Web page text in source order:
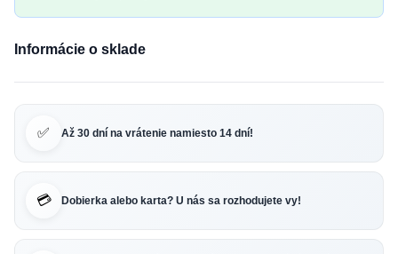
Informácie o sklade
✅ Až 30 dní na vrátenie namiesto 14 dní!
💳 Dobierka alebo karta? U nás sa rozhodujete vy!